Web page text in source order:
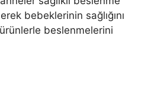
bebeklerinin sağlığını
beslenmelerini